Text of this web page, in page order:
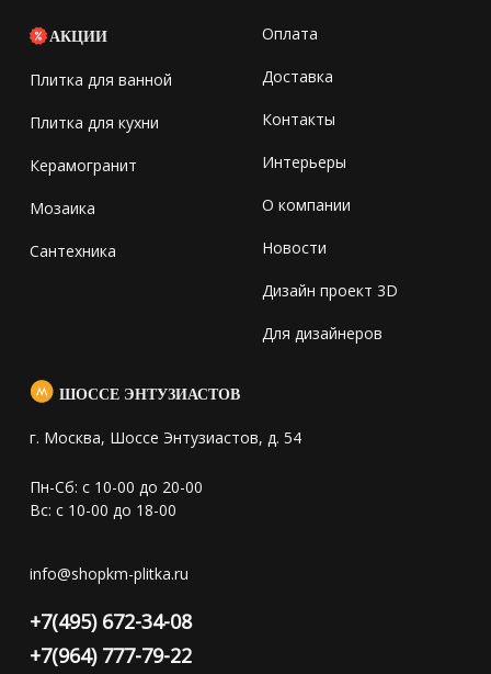
АКЦИИ
Плитка для ванной
Плитка для кухни
Керамогранит
Мозаика
Сантехника
Оплата
Доставка
Контакты
Интерьеры
О компании
Новости
Дизайн проект 3D
Для дизайнеров
ШОССЕ ЭНТУЗИАСТОВ
г. Москва, Шоссе Энтузиастов, д. 54
Пн-Сб: с 10-00 до 20-00
Вс: с 10-00 до 18-00
info@shopkm-plitka.ru
+7(495) 672-34-08
+7(964) 777-79-22